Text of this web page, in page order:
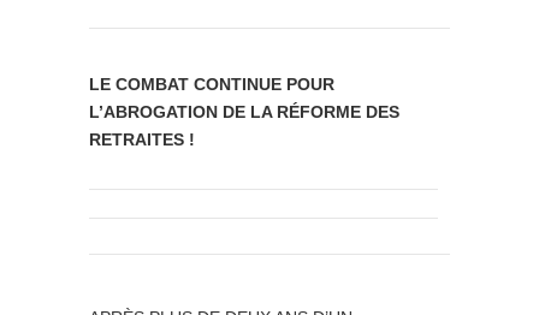
LE COMBAT CONTINUE POUR
L’ABROGATION DE LA RÉFORME DES
RETRAITES !